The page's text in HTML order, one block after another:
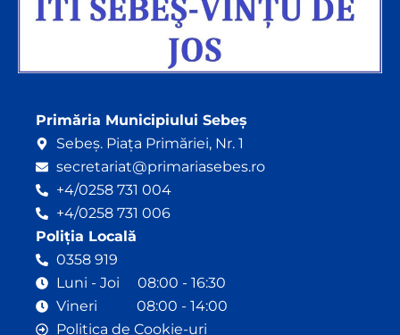
Primăria Municipiului Sebeș
Sebeș. Piața Primăriei, Nr. 1
secretariat@primariasebes.ro
+4/0258 731 004
+4/0258 731 006
Poliția Locală
0358 919
Luni - Joi 08:00 - 16:30
Vineri 08:00 - 14:00
Politica de Cookie-uri